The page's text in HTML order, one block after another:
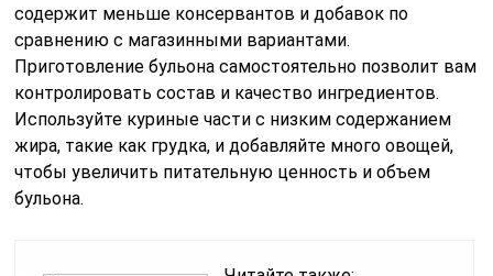
содержит меньше консервантов и добавок по
сравнению с магазинными вариантами.
Приготовление бульона самостоятельно позволит вам
контролировать состав и качество ингредиентов.
Используйте куриные части с низким содержанием
жира, такие как грудка, и добавляйте много овощей,
чтобы увеличить питательную ценность и объем
бульона.